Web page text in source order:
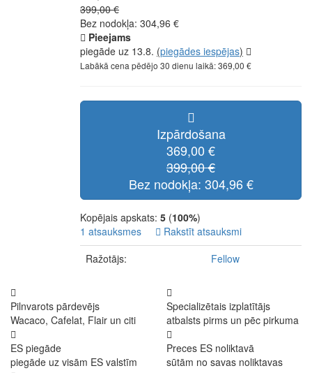
399,00 €
Bez nodokļa: 304,96 €
Pieejams
piegāde uz 13.8. (piegādes iespējas)
Labākā cena pēdējo 30 dienu laikā: 369,00 €
Izpārdošana
369,00 €
399,00 €
Bez nodokļa: 304,96 €
Kopējais apskats: 5 (100%)
1 atsauksmes
Rakstīt atsauksmi
Ražotājs:
Fellow
Pilnvarots pārdevējs
Wacaco, Cafelat, Flair un citi
Specializētais izplatītājs
atbalsts pirms un pēc pirkuma
ES piegāde
piegāde uz visām ES valstīm
Preces ES noliktavā
sūtām no savas noliktavas